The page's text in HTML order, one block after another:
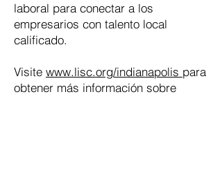
laboral para conectar a los
empresarios con talento local
calificado.
Visite www.lisc.org/indianapolis para
obtener más información sobre